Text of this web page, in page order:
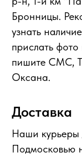
Бронницы.
узнать
прислать
пишите СМС,
Оксана.
Доставка
Наши курьеры
Подмосковью